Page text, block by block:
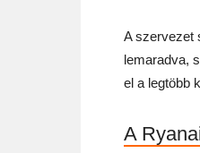
A szervezet
lemaradva,
el a legtöbb
A